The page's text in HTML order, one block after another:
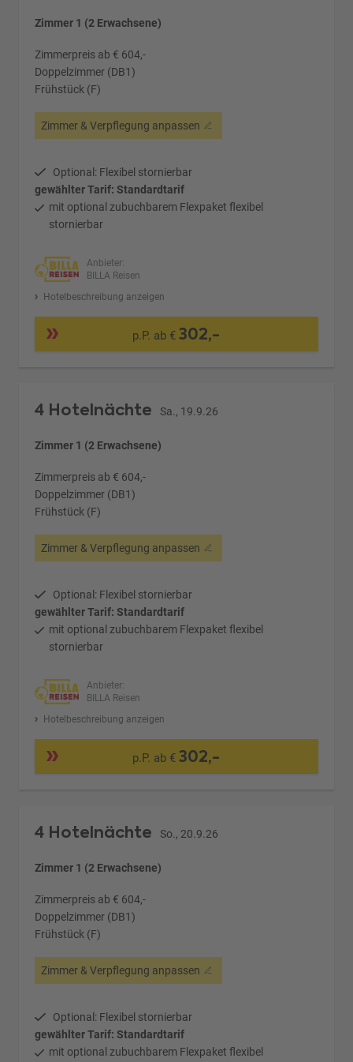
Zimmer 1 (2 Erwachsene)
Zimmerpreis ab € 604,-
Doppelzimmer (DB1)
Frühstück (F)
Zimmer & Verpflegung anpassen
Optional: Flexibel stornierbar
gewählter Tarif: Standardtarif
mit optional zubuchbarem Flexpaket flexibel
stornierbar
Anbieter:
BILLA Reisen
Hotelbeschreibung anzeigen
p.P. ab €302,-
4 Hotelnächte Sa., 19.9.26
Zimmer 1 (2 Erwachsene)
Zimmerpreis ab € 604,-
Doppelzimmer (DB1)
Frühstück (F)
Zimmer & Verpflegung anpassen
Optional: Flexibel stornierbar
gewählter Tarif: Standardtarif
mit optional zubuchbarem Flexpaket flexibel
stornierbar
Anbieter:
BILLA Reisen
Hotelbeschreibung anzeigen
p.P. ab €302,-
4 Hotelnächte So., 20.9.26
Zimmer 1 (2 Erwachsene)
Zimmerpreis ab € 604,-
Doppelzimmer (DB1)
Frühstück (F)
Zimmer & Verpflegung anpassen
Optional: Flexibel stornierbar
gewählter Tarif: Standardtarif
mit optional zubuchbarem Flexpaket flexibel